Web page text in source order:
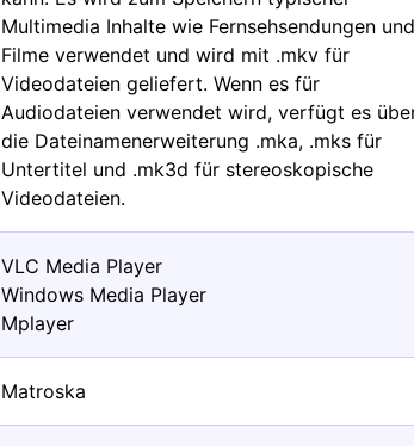
Multimedia Inhalte wie Fernsehsendungen und
Filme verwendet und wird mit .mkv für
Videodateien geliefert. Wenn es für
Audiodateien verwendet wird, verfügt es
die Dateinamenerweiterung .mka, .mks für
Untertitel und .mk3d für stereoskopische
Videodateien.
VLC Media Player
Windows Media Player
Mplayer
Matroska